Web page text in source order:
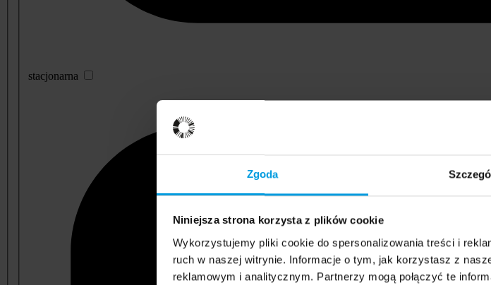
Zgoda
Niniejsza strona korzysta z plików cookie
Wykorzystujemy pliki cookie do spersonalizowania treści i
ruch w naszej witrynie. Informacje o tym, jak korzystasz z
reklamowym i analitycznym. Partnerzy mogą połączyć te
stacjonarna